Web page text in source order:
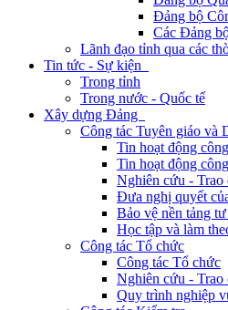
Đảng bộ
Các Đảng
Lãnh đạo tỉnh qua các
Tin tức - Sự kiện
Trong tỉnh
Trong nước - Quốc tế
Xây dựng Đảng
Công tác Tuyên giáo và
Tin hoạt động
Tin hoạt động
Nghiên cứu - Trao
Đưa nghị quyết
Bảo vệ nền tảng
Học tập và làm
Công tác Tổ chức
Công tác Tổ chức
Nghiên cứu - Trao
Quy trình nghiệp